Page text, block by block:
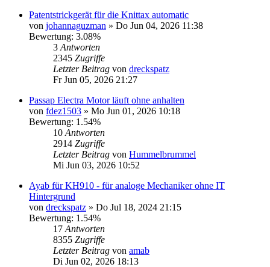
Patentstrickgerät für die Knittax automatic
von johannaguzman » Do Jun 04, 2026 11:38
Bewertung: 3.08%
3 Antworten
2345 Zugriffe
Letzter Beitrag von dreckspatz
Fr Jun 05, 2026 21:27
Passap Electra Motor läuft ohne anhalten
von fdez1503 » Mo Jun 01, 2026 10:18
Bewertung: 1.54%
10 Antworten
2914 Zugriffe
Letzter Beitrag von Hummelbrummel
Mi Jun 03, 2026 10:52
Ayab für KH910 - für analoge Mechaniker ohne IT
Hintergrund
von dreckspatz » Do Jul 18, 2024 21:15
Bewertung: 1.54%
17 Antworten
8355 Zugriffe
Letzter Beitrag von amab
Di Jun 02, 2026 18:13